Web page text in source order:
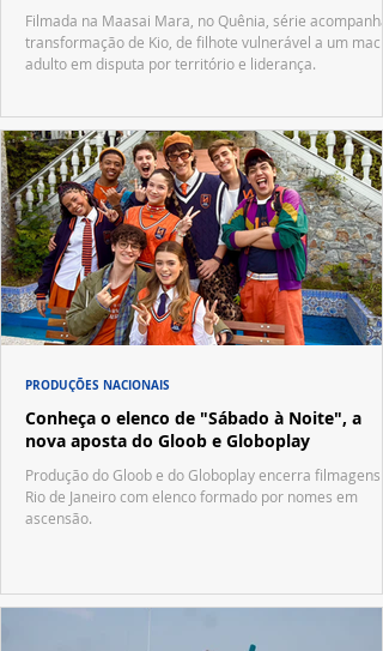
Filmada na Maasai Mara, no Quênia, série acompanha
transformação de Kio, de filhote vulnerável a um
adulto em disputa por território e liderança.
Conheça o elenco de "Sábado à Noite", a
nova aposta do Gloob e Globoplay
Produção do Gloob e do Globoplay encerra filmagens
Rio de Janeiro com elenco formado por nomes em
ascensão.
PRODUÇÕES NACIONAIS